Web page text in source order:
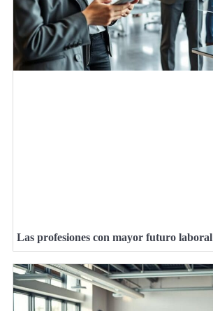
Las profesiones con mayor futuro laboral